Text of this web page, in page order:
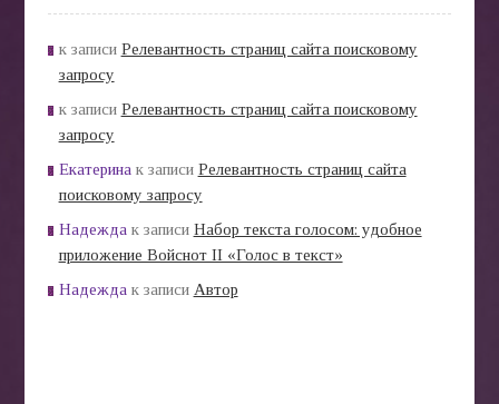
к записи Релевантность страниц сайта поисковому
запросу
к записи Релевантность страниц сайта поисковому
запросу
Екатерина к записи Релевантность страниц сайта
поисковому запросу
Надежда к записи Набор текста голосом: удобное
приложение Войснот II «Голос в текст»
Надежда к записи Автор